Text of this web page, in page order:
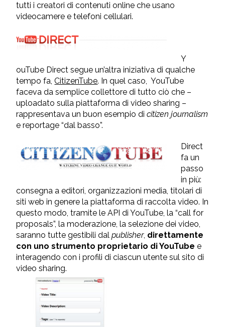
tutti i creatori di contenuti online che usano
videocamere e telefoni cellulari.
Y
ouTube Direct segue un’altra iniziativa di qualche
tempo fa,CitizenTube. In quel caso, YouTube
faceva da semplice collettore di tutto ciò che –
uploadato sulla piattaforma di video sharing –
rappresentava un buon esempio dicitizen journalism
e reportage “dal basso”.
Direct
fa un
passo
in più:
consegna a editori, organizzazioni media, titolari di
siti web in genere la piattaforma di raccolta video. In
questo modo, tramite le API di YouTube, la “call for
proposals”, la moderazione, la selezione dei video,
saranno tutte gestibili dalpublisher, direttamente
con uno strumento proprietario di YouTube e
interagendo con i profili di ciascun utente sul sito di
video sharing.